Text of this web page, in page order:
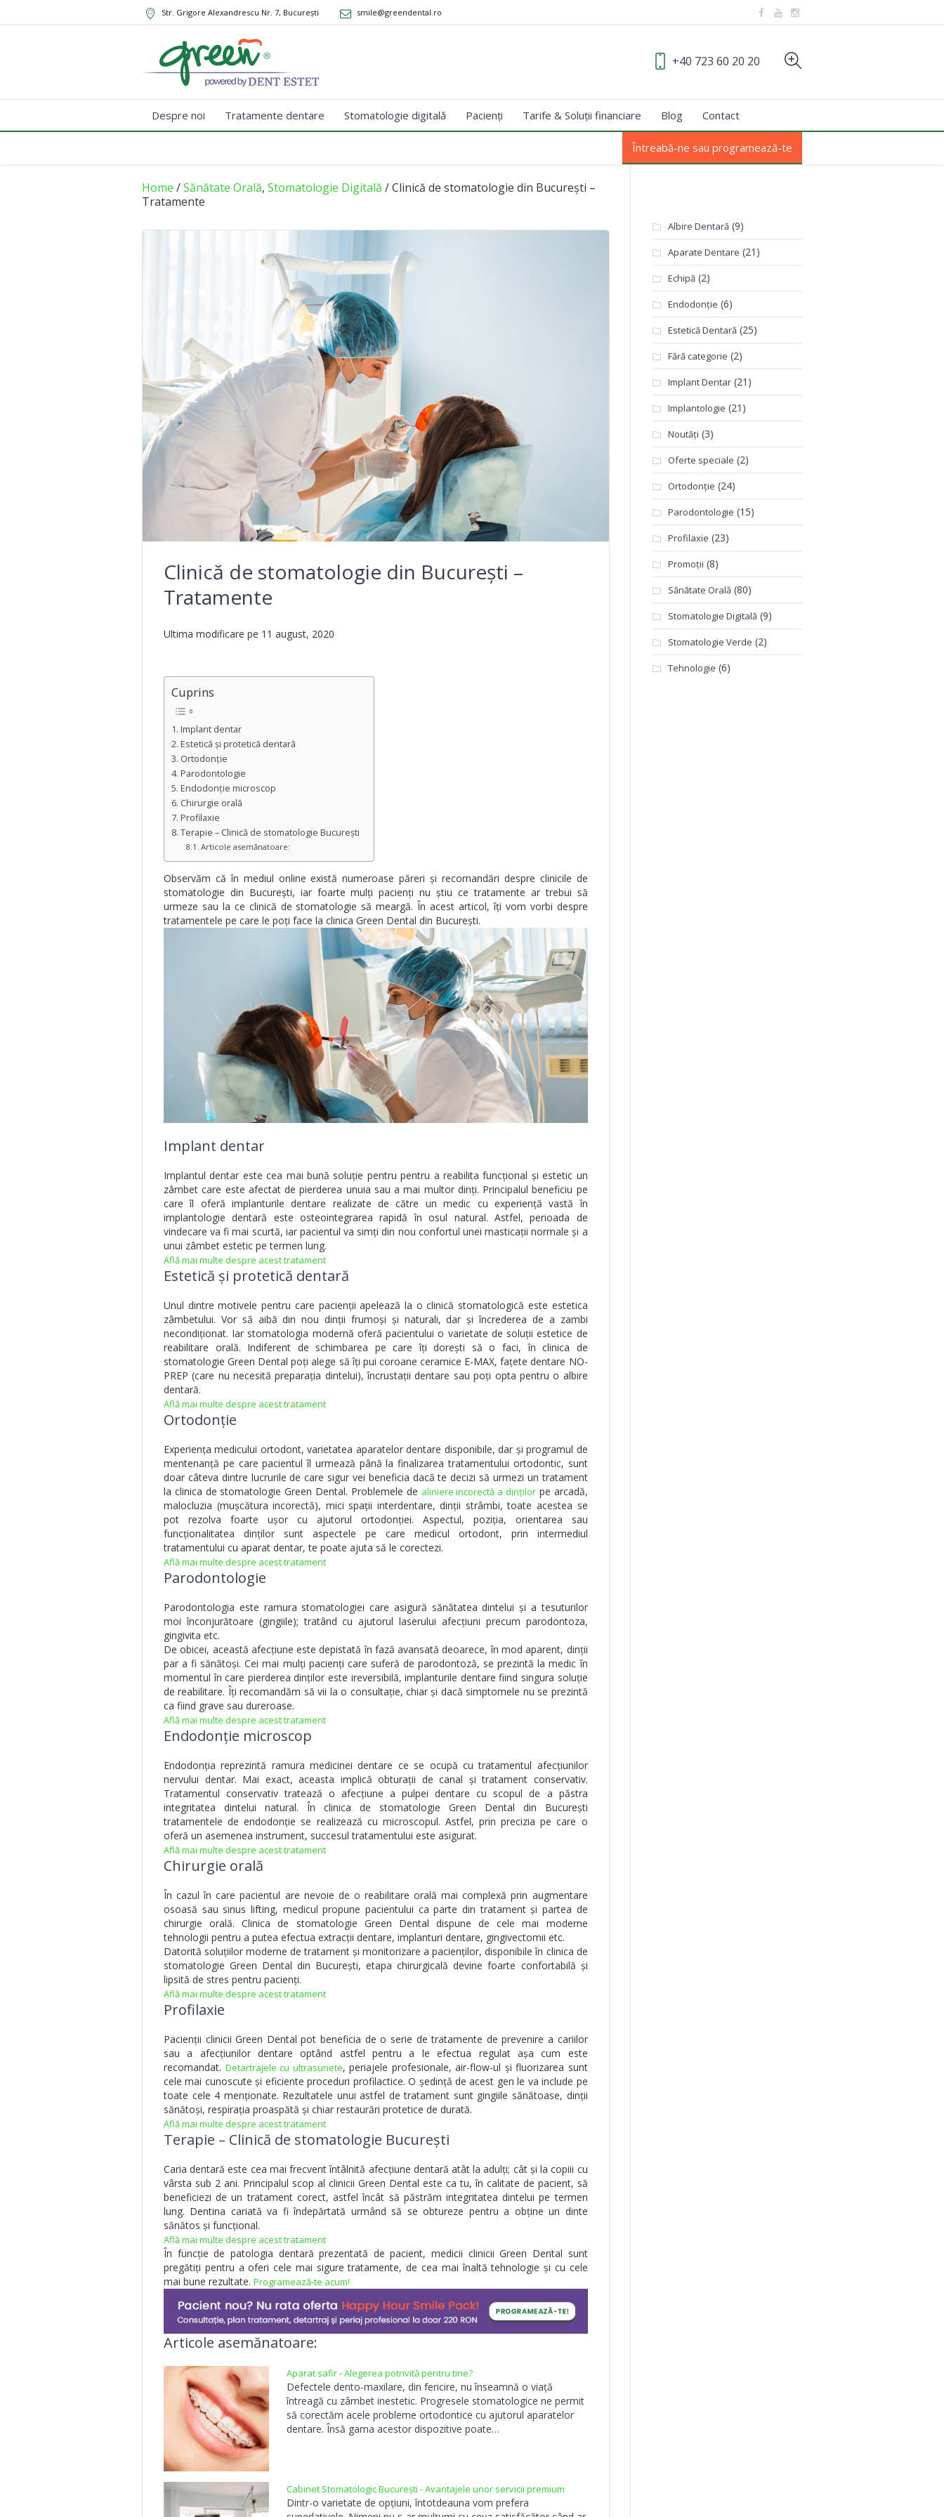
Str. Grigore Alexandrescu Nr. 7, București smile@greendental.ro
+40 723 60 20 20
Despre noi Tratamente dentare Stomatologie digitală Pacienți Tarife & Soluții financiare Blog Contact
Întreabă-ne sau programează-te
Home /Sănătate Orală, Stomatologie Digitală / Clinică de stomatologie din București –
Tratamente
Clinică de stomatologie din București –
Tratamente
Ultima modificare pe 11 august, 2020
Cuprins
Implant dentar
Estetică și protetică dentară
Ortodonție
Parodontologie
Endodonție microscop
Chirurgie orală
Profilaxie
Terapie – Clinică de stomatologie București
Articole asemănatoare:
Observăm că în mediul online există numeroase păreri și recomandări despre clinicile de
stomatologie din București, iar foarte mulți pacienți nu știu ce tratamente ar trebui să
urmeze sau la ce clinică de stomatologie să meargă. În acest articol, îți vom vorbi despre
tratamentele pe care le poți face la clinica Green Dental din București.
Implant dentar
Implantul dentar este cea mai bună soluție pentru pentru a reabilita funcțional și estetic un
zâmbet care este afectat de pierderea unuia sau a mai multor dinți. Principalul beneficiu pe
care îl oferă implanturile dentare realizate de către un medic cu experiență vastă în
implantologie dentară este osteointegrarea rapidă în osul natural. Astfel, perioada de
vindecare va fi mai scurtă, iar pacientul va simți din nou confortul unei masticații normale și a
unui zâmbet estetic pe termen lung.
Află mai multe despre acest tratament
Estetică și protetică dentară
Unul dintre motivele pentru care pacienții apelează la o clinică stomatologică este estetica
zâmbetului. Vor să aibă din nou dinții frumoși și naturali, dar și încrederea de a zambi
necondiționat. Iar stomatologia modernă oferă pacientului o varietate de soluții estetice de
reabilitare orală. Indiferent de schimbarea pe care îți dorești să o faci, în clinica de
stomatologie Green Dental poți alege să îți pui coroane ceramice E-MAX, fațete dentare NO-
PREP (care nu necesită preparația dintelui), încrustații dentare sau poți opta pentru o albire
dentară.
Află mai multe despre acest tratament
Ortodonție
Experiența medicului ortodont, varietatea aparatelor dentare disponibile, dar și programul de
mentenanță pe care pacientul îl urmează până la finalizarea tratamentului ortodontic, sunt
doar câteva dintre lucrurile de care sigur vei beneficia dacă te decizi să urmezi un tratament
la clinica de stomatologie Green Dental. Problemele de aliniere incorectă a dințilorpe arcadă,
malocluzia (mușcătura incorectă), mici spații interdentare, dinții strâmbi, toate acestea se
pot rezolva foarte ușor cu ajutorul ortodonției. Aspectul, poziția, orientarea sau
funcționalitatea dinților sunt aspectele pe care medicul ortodont, prin intermediul
tratamentului cu aparat dentar, te poate ajuta să le corectezi.
Află mai multe despre acest tratament
Parodontologie
Parodontologia este ramura stomatologiei care asigură sănătatea dintelui și a tesuturilor
moi înconjurătoare (gingiile); tratând cu ajutorul laserului afecțiuni precum parodontoza,
gingivita etc.
De obicei, această afecțiune este depistată în fază avansată deoarece, în mod aparent, dinții
par a fi sănătoși. Cei mai mulți pacienți care suferă de parodontoză, se prezintă la medic în
momentul în care pierderea dinților este ireversibilă, implanturile dentare fiind singura soluție
de reabilitare. Îți recomandăm să vii la o consultație, chiar și dacă simptomele nu se prezintă
ca fiind grave sau dureroase.
Află mai multe despre acest tratament
Endodonție microscop
Endodonția reprezintă ramura medicinei dentare ce se ocupă cu tratamentul afecțiunilor
nervului dentar. Mai exact, aceasta implică obturații de canal și tratament conservativ.
Tratamentul conservativ tratează o afecțiune a pulpei dentare cu scopul de a păstra
integritatea dintelui natural. În clinica de stomatologie Green Dental din București
tratamentele de endodonție se realizează cu microscopul. Astfel, prin precizia pe care o
oferă un asemenea instrument, succesul tratamentului este asigurat.
Află mai multe despre acest tratament
Chirurgie orală
În cazul în care pacientul are nevoie de o reabilitare orală mai complexă prin augmentare
osoasă sau sinus lifting, medicul propune pacientului ca parte din tratament și partea de
chirurgie orală. Clinica de stomatologie Green Dental dispune de cele mai moderne
tehnologii pentru a putea efectua extracții dentare, implanturi dentare, gingivectomii etc.
Datorită soluțiilor moderne de tratament și monitorizare a pacienților, disponibile în clinica de
stomatologie Green Dental din București, etapa chirurgicală devine foarte confortabilă și
lipsită de stres pentru pacienți.
Află mai multe despre acest tratament
Profilaxie
Pacienții clinicii Green Dental pot beneficia de o serie de tratamente de prevenire a cariilor
sau a afecțiunilor dentare optând astfel pentru a le efectua regulat așa cum este
recomandat. Detartrajele cu ultrasunete, periajele profesionale, air-flow-ul și fluorizarea sunt
cele mai cunoscute și eficiente proceduri profilactice. O ședință de acest gen le va include pe
toate cele 4 menționate. Rezultatele unui astfel de tratament sunt gingiile sănătoase, dinții
sănătoși, respirația proaspătă și chiar restaurări protetice de durată.
Află mai multe despre acest tratament
Terapie – Clinică de stomatologie București
Caria dentară este cea mai frecvent întâlnită afecțiune dentară atât la adulți; cât și la copiii cu
vârsta sub 2 ani. Principalul scop al clinicii Green Dental este ca tu, în calitate de pacient, să
beneficiezi de un tratament corect, astfel încât să păstrăm integritatea dintelui pe termen
lung. Dentina cariată va fi îndepărtată urmând să se obtureze pentru a obține un dinte
sănătos și funcțional.
Află mai multe despre acest tratament
În funcție de patologia dentară prezentată de pacient, medicii clinicii Green Dental sunt
pregătiți pentru a oferi cele mai sigure tratamente, de cea mai înaltă tehnologie și cu cele
mai bune rezultate. Programează-te acum!
Articole asemănatoare:
Aparat safir - Alegerea potrivită pentru tine?
Defectele dento-maxilare, din fericire, nu înseamnă o viață
întreagă cu zâmbet inestetic. Progresele stomatologice ne permit
să corectăm acele probleme ortodontice cu ajutorul aparatelor
dentare. Însă gama acestor dispozitive poate…
Cabinet Stomatologic București - Avantajele unor servicii premium
Dintr-o varietate de opțiuni, întotdeauna vom prefera
Albire Dentară(9)
Aparate Dentare (21)
Echipă(2)
Endodonție (6)
Estetică Dentară(25)
Fără categorie (2)
Implant Dentar(21)
Implantologie (21)
Noutăți (3)
Oferte speciale (2)
Ortodonție (24)
Parodontologie (15)
Profilaxie (23)
Promoții (8)
Sănătate Orală(80)
Stomatologie Digitală(9)
Stomatologie Verde (2)
Tehnologie (6)